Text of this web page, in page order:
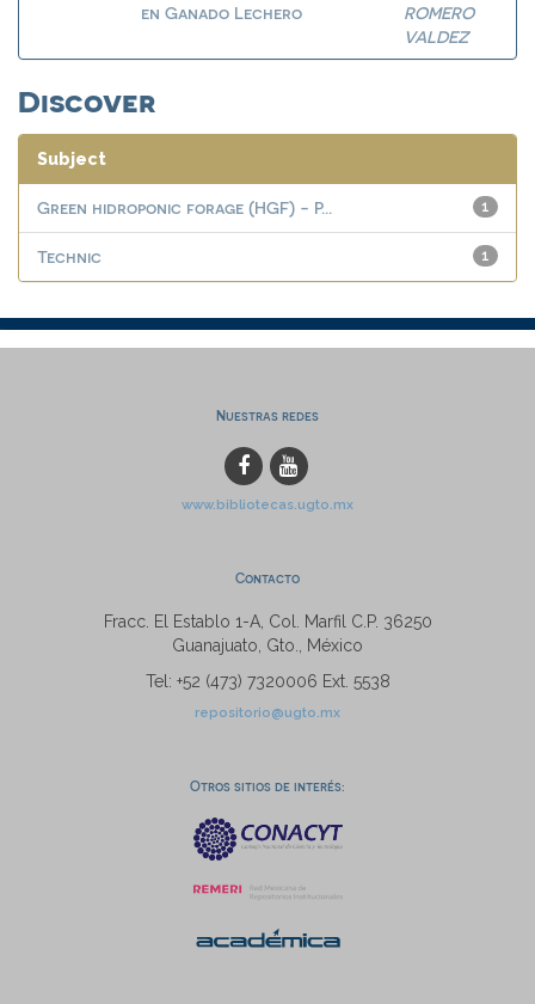
en Ganado Lechero
ROMERO
VALDEZ
Discover
Subject
1
Green hidroponic forage (HGF) - P...
1
Technic
Nuestras redes
www.bibliotecas.ugto.mx
Contacto
Fracc. El Establo 1-A, Col. Marfil C.P. 36250
Guanajuato, Gto., México
Tel: +52 (473) 7320006 Ext. 5538
repositorio@ugto.mx
Otros sitios de interés: